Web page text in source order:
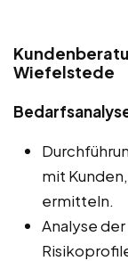
Wiefelstede
mit
ermitteln.
Analyse